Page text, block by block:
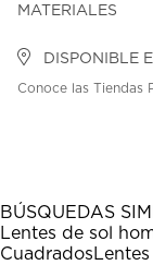
MATERIALES
DISPONIBLE
Conoce las Tiendas
BÚSQUEDAS
Lentes de sol
Cuadrados